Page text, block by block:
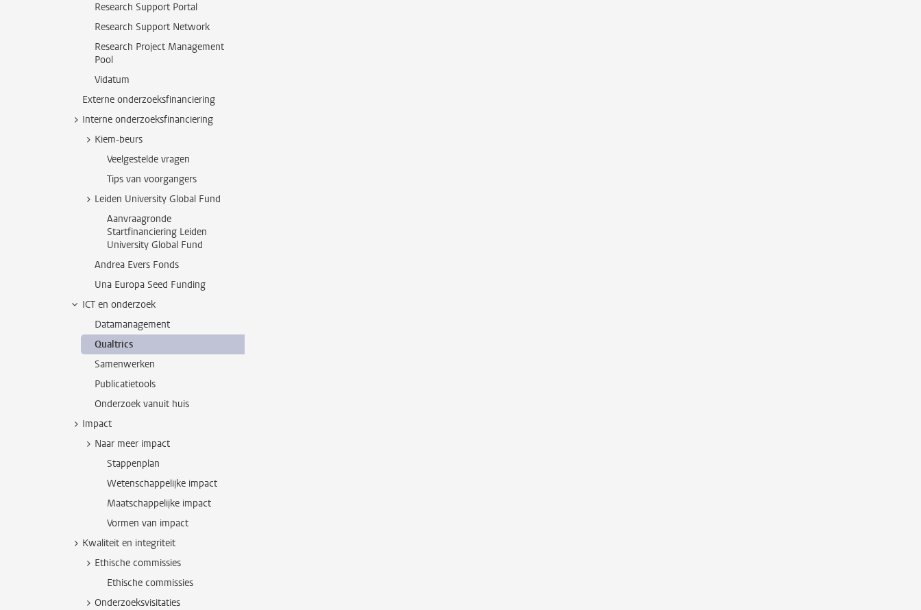
Research Support Portal
Research Support Network
Research Project Management
Pool
Vidatum
Externe onderzoeksfinanciering
Interne onderzoeksfinanciering
Kiem-beurs
Veelgestelde vragen
Tips van voorgangers
Leiden University Global Fund
Aanvraagronde
Startfinanciering Leiden
University Global Fund
Andrea Evers Fonds
Una Europa Seed Funding
ICT en onderzoek
Datamanagement
Qualtrics
Samenwerken
Publicatietools
Onderzoek vanuit huis
Impact
Naar meer impact
Stappenplan
Wetenschappelijke impact
Maatschappelijke impact
Vormen van impact
Kwaliteit en integriteit
Ethische commissies
Ethische commissies
Onderzoeksvisitaties